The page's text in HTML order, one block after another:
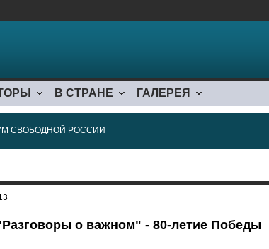
В СТРАНЕ ГАЛЕРЕЯ
СВОБОДНОЙ РОССИИ
о важном" - 80-летие Победы